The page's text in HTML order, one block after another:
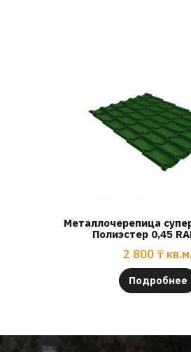
Металлочерепица
Полиэстер 0,45
2 800 ₸ кв.м.
Подробнее